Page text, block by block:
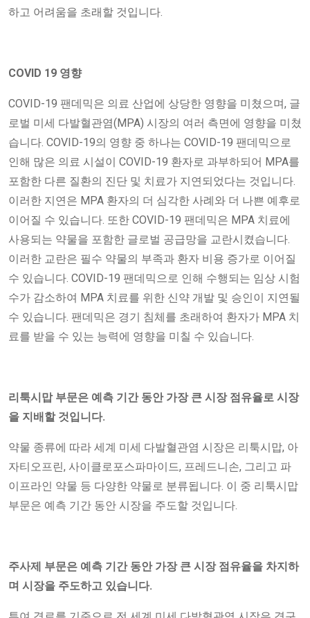
하고 어려움을 초래할 것입니다.
COVID 19 영향
COVID-19 팬데믹은 의료 산업에 상당한 영향을 미쳤으며, 글
로벌 미세 다발혈관염(MPA) 시장의 여러 측면에 영향을 미쳤
습니다. COVID-19의 영향 중 하나는 COVID-19 팬데믹으로
인해 많은 의료 시설이 COVID-19 환자로 과부하되어 MPA를
포함한 다른 질환의 진단 및 치료가 지연되었다는 것입니다.
이러한 지연은 MPA 환자의 더 심각한 사례와 더 나쁜 예후로
이어질 수 있습니다. 또한 COVID-19 팬데믹은 MPA 치료에
사용되는 약물을 포함한 글로벌 공급망을 교란시켰습니다.
이러한 교란은 필수 약물의 부족과 환자 비용 증가로 이어질
수 있습니다. COVID-19 팬데믹으로 인해 수행되는 임상 시험
수가 감소하여 MPA 치료를 위한 신약 개발 및 승인이 지연될
수 있습니다. 팬데믹은 경기 침체를 초래하여 환자가 MPA 치
료를 받을 수 있는 능력에 영향을 미칠 수 있습니다.
리툭시맙 부문은 예측 기간 동안 가장 큰 시장 점유율로 시장
을 지배할 것입니다.
약물 종류에 따라 세계 미세 다발혈관염 시장은 리툭시맙, 아
자티오프린, 사이클로포스파마이드, 프레드니손, 그리고 파
이프라인 약물 등 다양한 약물로 분류됩니다. 이 중 리툭시맙
부문은 예측 기간 동안 시장을 주도할 것입니다.
주사제 부문은 예측 기간 동안 가장 큰 시장 점유율을 차지하
며 시장을 주도하고 있습니다.